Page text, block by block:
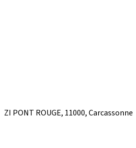
ZI PONT ROUGE, 11000, Carcassonne